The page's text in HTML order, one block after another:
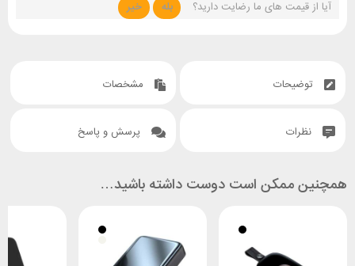
آیا از قیمت های ما رضایت دارید؟
بله خیر
توضیحات مشخصات
نظرات پرسش و پاسخ
همچنین ممکن است دوست داشته باشید…